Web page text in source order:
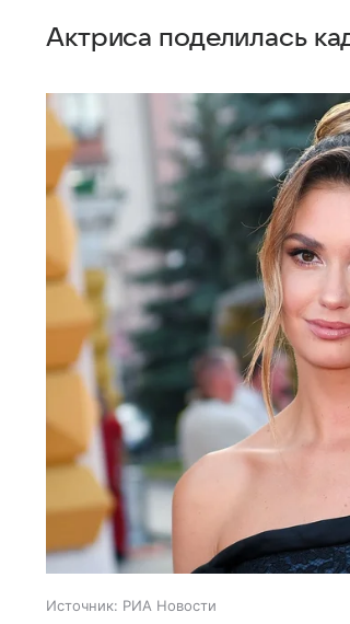
Актриса поделилась
Источник: РИА Новости